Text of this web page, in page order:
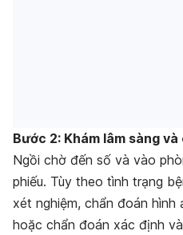
Bước 2: Khám lâm sàng và
Ngồi chờ đến số và vào
phiếu. Tùy theo tình trạng
xét nghiệm, chẩn đoán
hoặc chẩn đoán xác định